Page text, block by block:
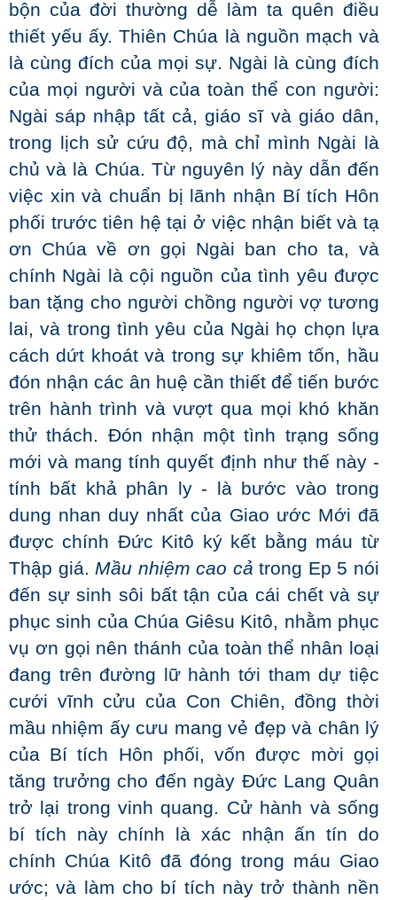
bộn của đời thường dễ làm ta quên điều
thiết yếu ấy. Thiên Chúa là nguồn mạch và
là cùng đích của mọi sự. Ngài là cùng đích
của mọi người và của toàn thể con người:
Ngài sáp nhập tất cả, giáo sĩ và giáo dân,
trong lịch sử cứu độ, mà chỉ mình Ngài là
chủ và là Chúa. Từ nguyên lý này dẫn đến
việc xin và chuẩn bị lãnh nhận Bí tích Hôn
phối trước tiên hệ tại ở việc nhận biết và tạ
ơn Chúa về ơn gọi Ngài ban cho ta, và
chính Ngài là cội nguồn của tình yêu được
ban tặng cho người chồng người vợ tương
lai, và trong tình yêu của Ngài họ chọn lựa
cách dứt khoát và trong sự khiêm tốn, hầu
đón nhận các ân huệ cần thiết để tiến bước
trên hành trình và vượt qua mọi khó khăn
thử thách. Đón nhận một tình trạng sống
mới và mang tính quyết định như thế này -
tính bất khả phân ly - là bước vào trong
dung nhan duy nhất của Giao ước Mới đã
được chính Đức Kitô ký kết bằng máu từ
Thập giá.Mầu nhiệm cao cả trong Ep 5 nói
đến sự sinh sôi bất tận của cái chết và sự
phục sinh của Chúa Giêsu Kitô, nhằm phục
vụ ơn gọi nên thánh của toàn thể nhân loại
đang trên đường lữ hành tới tham dự tiệc
cưới vĩnh cửu của Con Chiên, đồng thời
mầu nhiệm ấy cưu mang vẻ đẹp và chân lý
của Bí tích Hôn phối, vốn được mời gọi
tăng trưởng cho đến ngày Đức Lang Quân
trở lại trong vinh quang. Cử hành và sống
bí tích này chính là xác nhận ấn tín do
chính Chúa Kitô đã đóng trong máu Giao
ước; và làm cho bí tích này trở thành nền